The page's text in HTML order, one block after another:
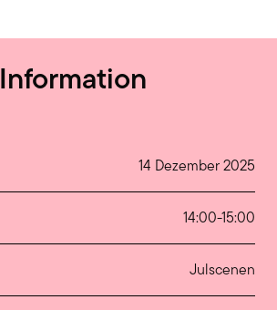
Information
14 Dezember 2025
14:00-15:00
Julscenen